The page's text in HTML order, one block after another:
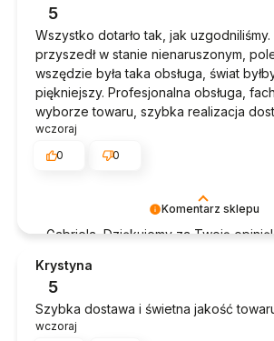
Komentarz sklepu
Gabriela, Dziękujemy za Twoją
doświadczeniem. Jesteśmy
takich klientów. Z pozdrowieniami,
5
Wszystko dotarło tak, jak
przyszedł w stanie nienaruszonym,
wszędzie była taka obsługa, świat
piękniejszy. Profesjonalna obsługa,
wyborze towaru, szybka realizacja
wczoraj
0
0
Krystyna
5
Szybka dostawa i świetna jakość
wczoraj